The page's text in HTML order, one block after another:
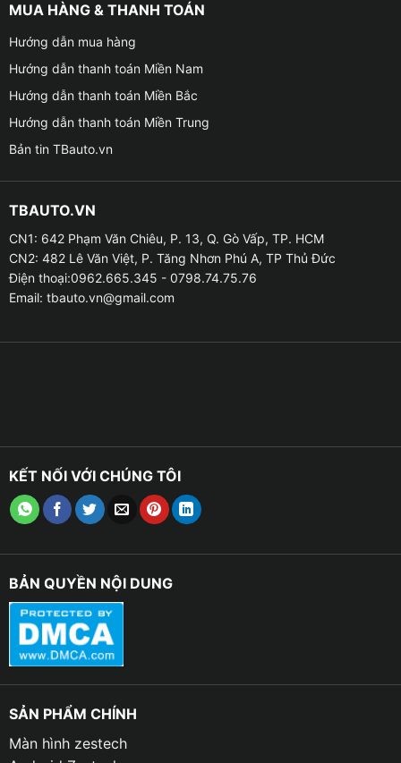
MUA HÀNG & THANH TOÁN
Hướng dẫn mua hàng
Hướng dẫn thanh toán Miền Nam
Hướng dẫn thanh toán Miền Bắc
Hướng dẫn thanh toán Miền Trung
Bản tin TBauto.vn
TBAUTO.VN
CN1: 642 Phạm Văn Chiêu, P. 13, Q. Gò Vấp, TP. HCM
CN2: 482 Lê Văn Việt, P. Tăng Nhơn Phú A, TP Thủ Đức
Điện thoại:0962.665.345 - 0798.74.75.76
Email: tbauto.vn@gmail.com
KẾT NỐI VỚI CHÚNG TÔI
BẢN QUYỀN NỘI DUNG
SẢN PHẨM CHÍNH
Màn hình zestech